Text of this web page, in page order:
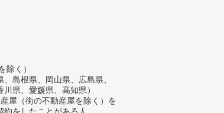
除く）
島根県、岡山県、広島県、
県、愛媛県、高知県）
屋（街の不動産屋を除く）を